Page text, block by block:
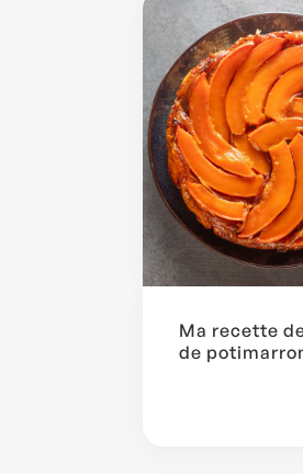
Ma recette
de